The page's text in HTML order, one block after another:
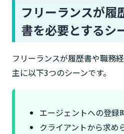
フリーランスが履
書を必要とするシ
フリーランスが履歴書や職務
主に以下3つのシーンです。
エージェントへの登録
クライアントから求め